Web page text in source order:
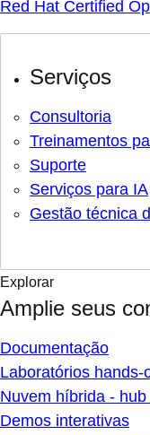
Red Hat Certified
Serviços
Consultoria
Treinamentos
Suporte
Serviços para IA
Gestão técnica
Explorar
Amplie seus
Documentação
Laboratórios hands-
Nuvem híbrida -
Demos interativas